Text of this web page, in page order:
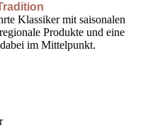
Klassiker mit saisonalen
Produkte und eine
im Mittelpunkt.